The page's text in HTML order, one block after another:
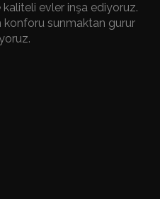
kaliteli evler inşa ediyoruz.
konforu sunmaktan gurur